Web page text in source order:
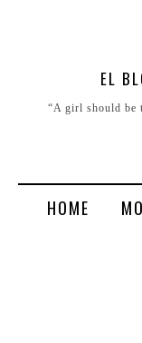
EL
“A girl should be
HOME